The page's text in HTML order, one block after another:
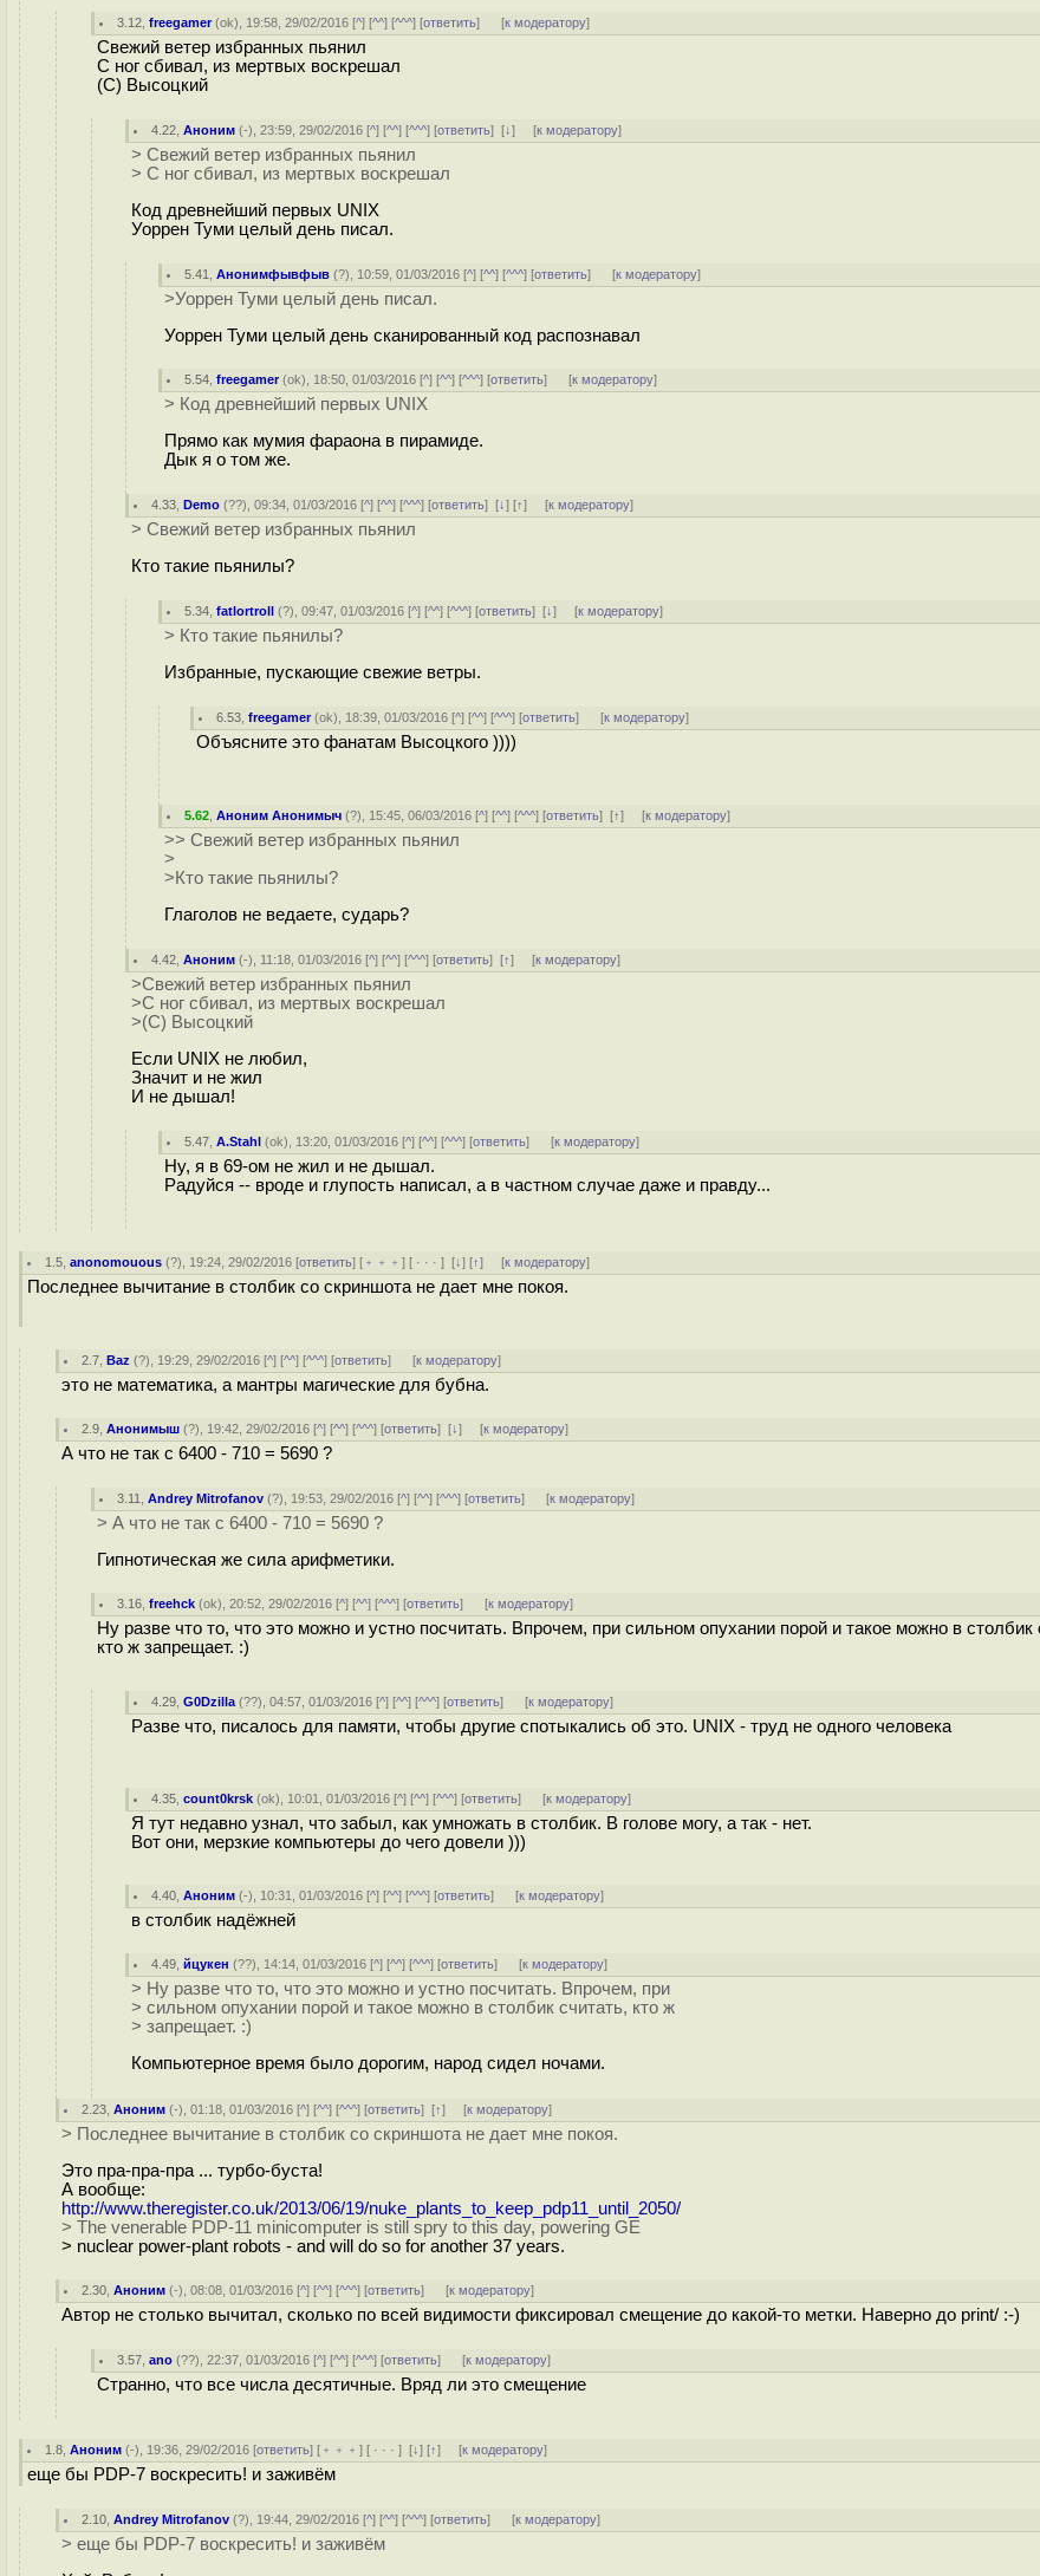
3.12 ,freegamer(ok), 19:58, 29/02/2016 [^] [^^] [^^^] [ответить] [к модератору]
Свежий ветер избранных пьянил
С ног сбивал, из мертвых воскрешал
(С) Высоцкий
4.22 ,Аноним (-), 23:59, 29/02/2016 [^] [^^] [^^^] [ответить][↓] [к модератору]
> Свежий ветер избранных пьянил
> С ног сбивал, из мертвых воскрешал
Код древнейший первых UNIX
Уоррен Туми целый день писал.
5.41 ,Анонимфывфыв (?), 10:59, 01/03/2016 [^] [^^] [^^^] [ответить] [к модератору]
>Уоррен Туми целый день писал.
Уоррен Туми целый день сканированный код распознавал
5.54 ,freegamer(ok), 18:50, 01/03/2016 [^] [^^] [^^^] [ответить] [к модератору]
> Код древнейший первых UNIX
Прямо как мумия фараона в пирамиде.
Дык я о том же.
4.33 ,Demo (??), 09:34, 01/03/2016 [^] [^^] [^^^] [ответить][↓] [↑] [к модератору]
> Свежий ветер избранных пьянил
Кто такие пьянилы?
5.34 ,fatlortroll (?), 09:47, 01/03/2016 [^] [^^] [^^^] [ответить][↓] [к модератору]
> Кто такие пьянилы?
Избранные, пускающие свежие ветры.
6.53 ,freegamer(ok), 18:39, 01/03/2016 [^] [^^] [^^^] [ответить] [к модератору]
Объясните это фанатам Высоцкого ))))
5.62 ,Аноним Анонимыч (?), 15:45, 06/03/2016 [^] [^^] [^^^] [ответить][↑] [к модератору]
>> Свежий ветер избранных пьянил
>
>Кто такие пьянилы?
Глаголов не ведаете, сударь?
4.42 ,Аноним (-), 11:18, 01/03/2016 [^] [^^] [^^^] [ответить][↑] [к модератору]
>Свежий ветер избранных пьянил
>С ног сбивал, из мертвых воскрешал
>(С) Высоцкий
Если UNIX не любил,
Значит и не жил
И не дышал!
5.47 ,A.Stahl (ok), 13:20, 01/03/2016 [^] [^^] [^^^] [ответить] [к модератору]
Ну, я в 69-ом не жил и не дышал.
Радуйся -- вроде и глупость написал, а в частном случае даже и правду...
1.5 ,anonomouous (?), 19:24, 29/02/2016 [ответить] [ ﹢﹢﹢] [ · · ·][↓] [↑] [к модератору]
Последнее вычитание в столбик со скриншота не дает мне покоя.
2.7 ,Baz (?), 19:29, 29/02/2016 [^] [^^] [^^^] [ответить] [к модератору]
это не математика, а мантры магические для бубна.
2.9 ,Анонимыш (?), 19:42, 29/02/2016 [^] [^^] [^^^] [ответить][↓] [к модератору]
А что не так с 6400 - 710 = 5690 ?
3.11 ,Andrey Mitrofanov (?), 19:53, 29/02/2016 [^] [^^] [^^^] [ответить] [к модератору]
> А что не так с 6400 - 710 = 5690 ?
Гипнотическая же сила арифметики.
3.16 ,freehck (ok), 20:52, 29/02/2016 [^] [^^] [^^^] [ответить] [к модератору]
Ну разве что то, что это можно и устно посчитать. Впрочем, при сильном опухании порой и такое можно в столбик
кто ж запрещает. :)
4.29 ,G0Dzilla (??), 04:57, 01/03/2016 [^] [^^] [^^^] [ответить] [к модератору]
Разве что, писалось для памяти, чтобы другие спотыкались об это. UNIX - труд не одного человека
4.35 ,count0krsk (ok), 10:01, 01/03/2016 [^] [^^] [^^^] [ответить] [к модератору]
Я тут недавно узнал, что забыл, как умножать в столбик. В голове могу, а так - нет.
Вот они, мерзкие компьютеры до чего довели )))
4.40 ,Аноним (-), 10:31, 01/03/2016 [^] [^^] [^^^] [ответить] [к модератору]
в столбик надёжней
4.49 ,йцукен (??), 14:14, 01/03/2016 [^] [^^] [^^^] [ответить] [к модератору]
> Ну разве что то, что это можно и устно посчитать. Впрочем, при
> сильном опухании порой и такое можно в столбик считать, кто ж
> запрещает. :)
Компьютерное время было дорогим, народ сидел ночами.
2.23 ,Аноним (-), 01:18, 01/03/2016 [^] [^^] [^^^] [ответить][↑] [к модератору]
> Последнее вычитание в столбик со скриншота не дает мне покоя.
Это пра-пра-пра ... турбо-буста!
А вообще:
http://www.theregister.co.uk/2013/06/19/nuke_plants_to_keep_pdp11_until_2050/
> The venerable PDP-11 minicomputer is still spry to this day, powering GE
> nuclear power-plant robots - and will do so for another 37 years.
2.30 ,Аноним (-), 08:08, 01/03/2016 [^] [^^] [^^^] [ответить] [к модератору]
Автор не столько вычитал, сколько по всей видимости фиксировал смещение до какой-то метки. Наверно до print/ :-)
3.57 ,ano (??), 22:37, 01/03/2016 [^] [^^] [^^^] [ответить] [к модератору]
Странно, что все числа десятичные. Вряд ли это смещение
1.8 ,Аноним (-), 19:36, 29/02/2016 [ответить] [ ﹢﹢﹢] [ · · ·][↓] [↑] [к модератору]
еще бы PDP-7 воскресить! и заживём
2.10 ,Andrey Mitrofanov (?), 19:44, 29/02/2016 [^] [^^] [^^^] [ответить] [к модератору]
> еще бы PDP-7 воскресить! и заживём